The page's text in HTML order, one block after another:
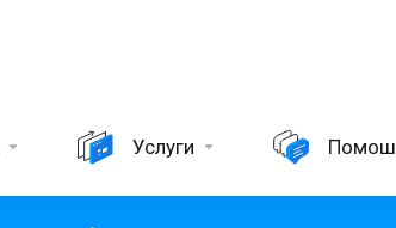
Услуги Помош